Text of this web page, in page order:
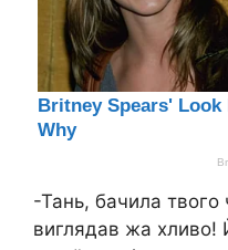
-Тань, бачила твого
виглядав жа хливо!